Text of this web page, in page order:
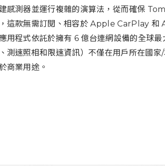
感測器並運行複雜的演算法，從而確保
這款無需訂閱、相容於 Apple CarPlay
用程式依託於擁有 6 億台連網設備的全球
測速照相和限速資訊）不僅在用戶所在國
商業用途。